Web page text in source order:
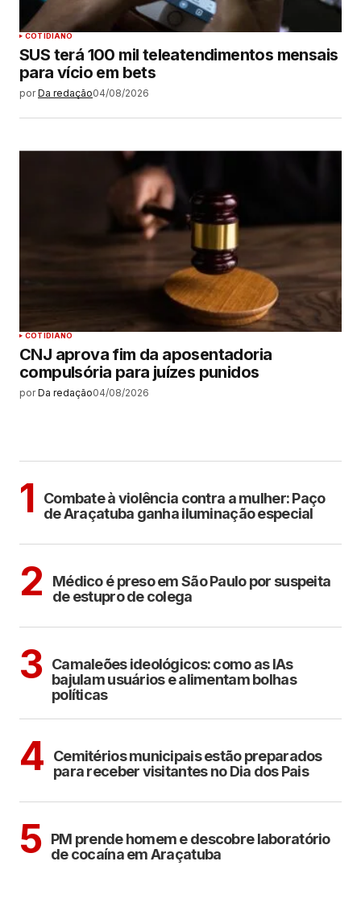
COTIDIANO
SUS terá 100 mil teleatendimentos mensais
para vício em bets
por Da redação04/08/2026
COTIDIANO
CNJ aprova fim da aposentadoria
compulsória para juízes punidos
por Da redação04/08/2026
1
Combate à violência contra a mulher: Paço
de Araçatuba ganha iluminação especial
2
Médico é preso em São Paulo por suspeita
de estupro de colega
3 Camaleões ideológicos: como as IAs
bajulam usuários e alimentam bolhas
políticas
4
Cemitérios municipais estão preparados
para receber visitantes no Dia dos Pais
5 PM prende homem e descobre laboratório
de cocaína em Araçatuba